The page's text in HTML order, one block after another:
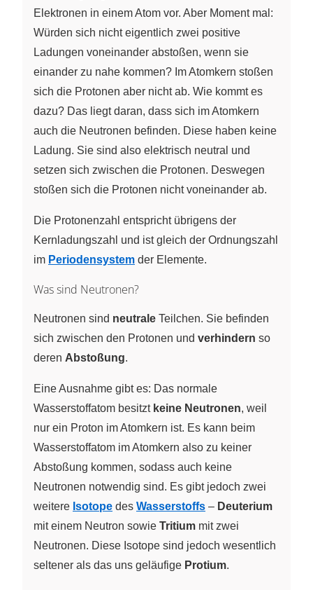
Elektronen in einem Atom vor. Aber Moment mal:
Würden sich nicht eigentlich zwei positive
Ladungen voneinander abstoßen, wenn sie
einander zu nahe kommen? Im Atomkern stoßen
sich die Protonen aber nicht ab. Wie kommt es
dazu? Das liegt daran, dass sich im Atomkern
auch die Neutronen befinden. Diese haben keine
Ladung. Sie sind also elektrisch neutral und
setzen sich zwischen die Protonen. Deswegen
stoßen sich die Protonen nicht voneinander ab.
Die Protonenzahl entspricht übrigens der
Kernladungszahl und ist gleich der Ordnungszahl
im Periodensystem der Elemente.
Was sind Neutronen?
Neutronen sind neutrale Teilchen. Sie befinden
sich zwischen den Protonen und verhindern so
deren Abstoßung.
Eine Ausnahme gibt es: Das normale
Wasserstoffatom besitzt keine Neutronen, weil
nur ein Proton im Atomkern ist. Es kann beim
Wasserstoffatom im Atomkern also zu keiner
Abstoßung kommen, sodass auch keine
Neutronen notwendig sind. Es gibt jedoch zwei
weitere Isotope des Wasserstoffs – Deuterium
mit einem Neutron sowie Tritium mit zwei
Neutronen. Diese Isotope sind jedoch wesentlich
seltener als das uns geläufige Protium.